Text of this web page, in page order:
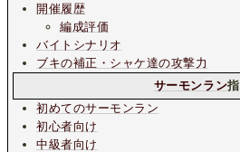
開催履歴
編成評価
バイトシナリオ
ブキの補正・シャケ達の攻撃力
サーモンラン
初めてのサーモンラン
初心者向け
中級者向け